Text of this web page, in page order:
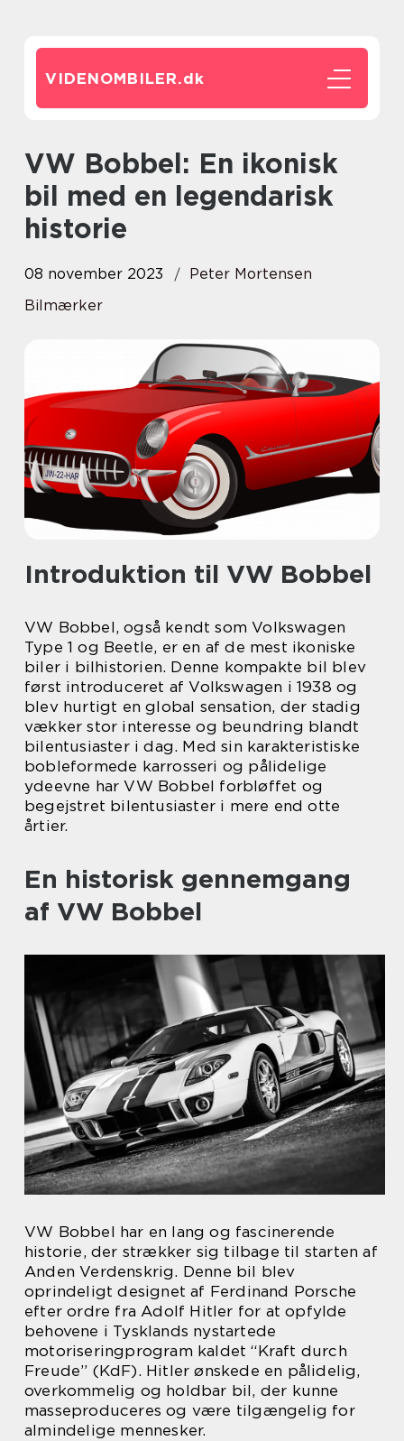
VIDENOMBILER.dk
VW Bobbel: En ikonisk
bil med en legendarisk
historie
08 november 2023
Peter Mortensen
Bilmærker
Introduktion til VW Bobbel
VW Bobbel, også kendt som Volkswagen
Type 1 og Beetle, er en af de mest ikoniske
biler i bilhistorien. Denne kompakte bil blev
først introduceret af Volkswagen i 1938 og
blev hurtigt en global sensation, der stadig
vækker stor interesse og beundring blandt
bilentusiaster i dag. Med sin karakteristiske
bobleformede karrosseri og pålidelige
ydeevne har VW Bobbel forbløffet og
begejstret bilentusiaster i mere end otte
årtier.
En historisk gennemgang
af VW Bobbel
VW Bobbel har en lang og fascinerende
historie, der strækker sig tilbage til starten af
Anden Verdenskrig. Denne bil blev
oprindeligt designet af Ferdinand Porsche
efter ordre fra Adolf Hitler for at opfylde
behovene i Tysklands nystartede
motoriseringprogram kaldet “Kraft durch
Freude” (KdF). Hitler ønskede en pålidelig,
overkommelig og holdbar bil, der kunne
masseproduceres og være tilgængelig for
almindelige mennesker.